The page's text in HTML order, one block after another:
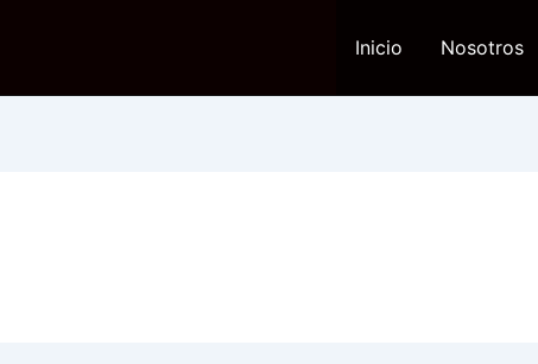
Inicio Nosotros